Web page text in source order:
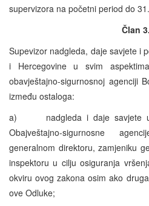
supervizora na početni period do
Član 3.
Supevizor nadgleda, daje savjete i
i Hercegovine u svim
obavještajno-sigurnosnoj agenciji
između ostaloga:
a) nadgleda i daje savjete u
Obajveštajno-sigurnosne
generalnom direktoru, zamjeniku
inspektoru u cilju osiguranja
okviru ovog zakona osim ako
ove Odluke;